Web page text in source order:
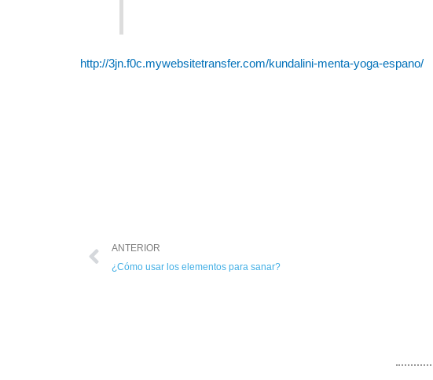
http://3jn.f0c.mywebsitetransfer.com/kundalini-menta-yoga-espano/
ANTERIOR
¿Cómo usar los elementos para sanar?